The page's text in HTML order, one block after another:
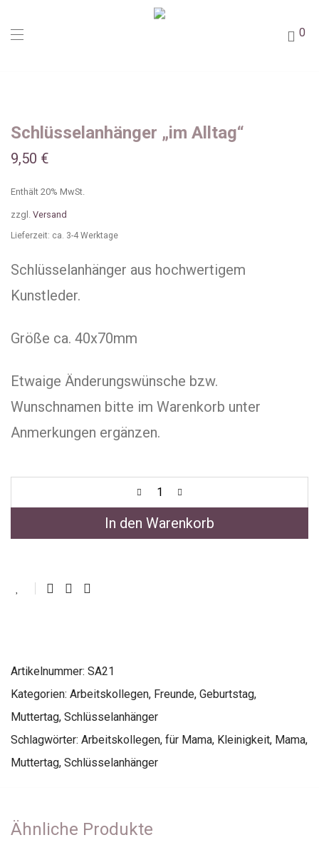
0
Schlüsselanhänger „im Alltag“
9,50 €
Enthält 20% MwSt.
zzgl. Versand
Lieferzeit: ca. 3-4 Werktage
Schlüsselanhänger aus hochwertigem
Kunstleder.
Größe ca. 40x70mm
Etwaige Änderungswünsche bzw.
Wunschnamen bitte im Warenkorb unter
Anmerkungen ergänzen.
In den Warenkorb
Artikelnummer: SA21
Kategorien: Arbeitskollegen, Freunde, Geburtstag,
Muttertag, Schlüsselanhänger
Schlagwörter: Arbeitskollegen, für Mama, Kleinigkeit, Mama,
Muttertag, Schlüsselanhänger
Ähnliche Produkte